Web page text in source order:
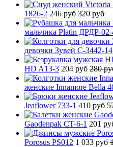
1826-2 246 руб 320 руб
мальчика Platin ДРДР-
девочки Зувей C-3442-14
HD A13-3 204 руб 280
женские Innamore Bella
Jeaflower 733-1 410 руб
Gaodenpak CT-6-1 201
Porosus PS012 1 033 руб